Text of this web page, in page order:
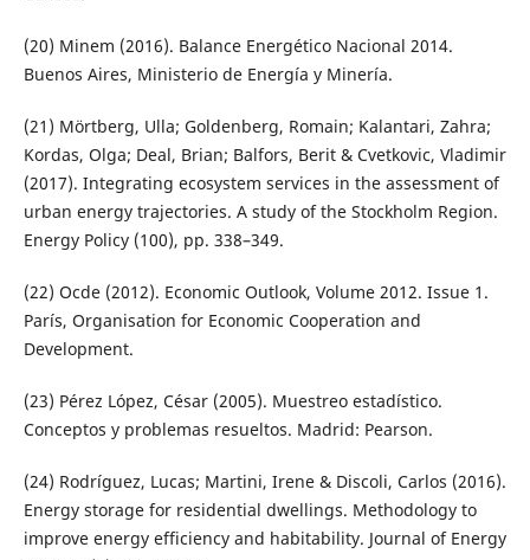
(20) Minem (2016). Balance Energético Nacional 2014.
Buenos Aires, Ministerio de Energía y Minería.
(21) Mörtberg, Ulla; Goldenberg, Romain; Kalantari, Zahra;
Kordas, Olga; Deal, Brian; Balfors, Berit & Cvetkovic, Vladimir
(2017). Integrating ecosystem services in the assessment of
urban energy trajectories. A study of the Stockholm Region.
Energy Policy (100), pp. 338–349.
(22) Ocde (2012). Economic Outlook, Volume 2012. Issue 1.
París, Organisation for Economic Cooperation and
Development.
(23) Pérez López, César (2005). Muestreo estadístico.
Conceptos y problemas resueltos. Madrid: Pearson.
(24) Rodríguez, Lucas; Martini, Irene & Discoli, Carlos (2016).
Energy storage for residential dwellings. Methodology to
improve energy efficiency and habitability. Journal of Energy